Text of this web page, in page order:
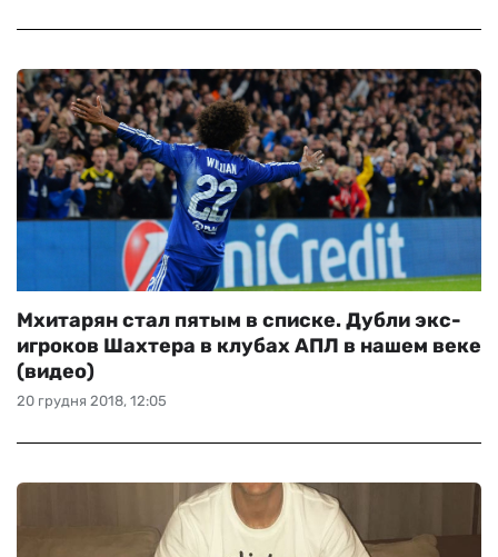
20 грудня 2018, 12:05
Мхитарян стал пятым в списке. Дубли экс-
игроков Шахтера в клубах АПЛ в нашем веке
(видео)